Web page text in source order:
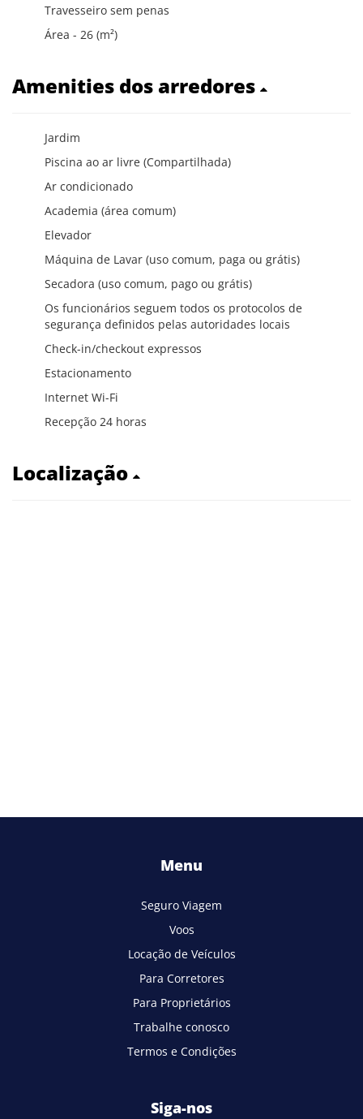
Travesseiro sem penas
Área - 26 (m²)
Amenities dos arredores
Jardim
Piscina ao ar livre (Compartilhada)
Ar condicionado
Academia (área comum)
Elevador
Máquina de Lavar (uso comum, paga ou grátis)
Secadora (uso comum, pago ou grátis)
Os funcionários seguem todos os protocolos de
segurança definidos pelas autoridades locais
Check-in/checkout expressos
Estacionamento
Internet Wi-Fi
Recepção 24 horas
Localização
Menu
Seguro Viagem
Voos
Locação de Veículos
Para Corretores
Para Proprietários
Trabalhe conosco
Termos e Condições
Siga-nos